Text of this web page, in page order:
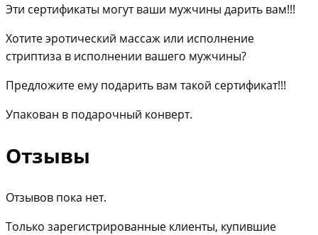
Эти сертификаты могут ваши мужчины дарить вам!!!
Хотите эротический массаж или исполнение
стриптиза в исполнении вашего мужчины?
Предложите ему подарить вам такой сертификат!!!
Упакован в подарочный конверт.
Отзывы
Отзывов пока нет.
Только зарегистрированные клиенты, купившие